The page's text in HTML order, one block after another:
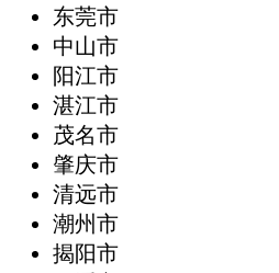
东莞市
中山市
阳江市
湛江市
茂名市
肇庆市
清远市
潮州市
揭阳市